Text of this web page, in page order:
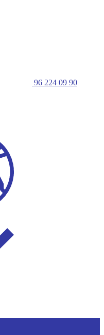
96 224 09 90